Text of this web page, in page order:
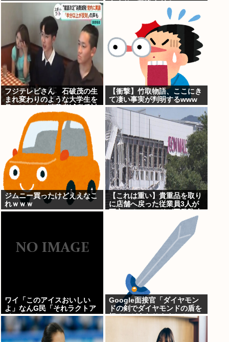
フジテレビさん 石破茂の生
まれ変わりのような大学生を
報道をやってしまう
【衝撃】竹取物語、ここにき
て凄い事実が判明するwww
ジムニー買ったけどええなこ
れｗｗｗ
【これは重い】貴重品を取り
に店舗へ戻った従業員3人が
ワイ「このアイスおいしい
よ」なんG民「それラクトア
イスじゃん」
Google面接官「ダイヤモン
ドの剣でダイヤモンドの盾を
切るとどうなりますか？」